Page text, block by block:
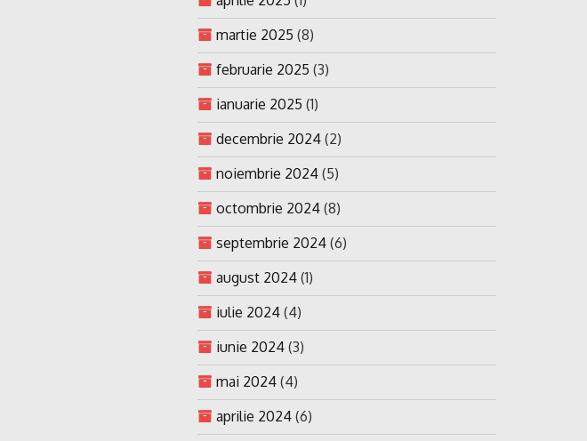
martie 2025 (8)
februarie 2025 (3)
ianuarie 2025 (1)
decembrie 2024 (2)
noiembrie 2024 (5)
octombrie 2024 (8)
septembrie 2024 (6)
august 2024 (1)
iulie 2024 (4)
iunie 2024 (3)
mai 2024 (4)
aprilie 2024 (6)